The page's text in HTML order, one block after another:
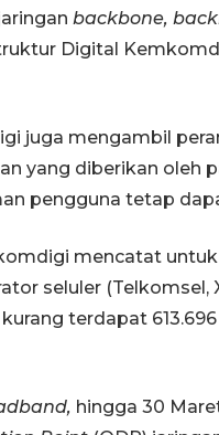
backbone,
Digital
juga mengambil
yang diberikan oleh
pengguna tetap
mencatat
seluler (Telkomsel,
terdapat
hingga 30